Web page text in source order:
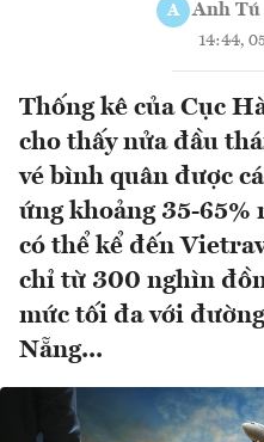
A Anh Tú
14:44,
Thống kê của Cục
cho thấy nửa đầu
vé bình quân được
ứng khoảng 35-65%
có thể kể đến
chỉ từ 300 nghìn
mức tối đa với
Nẵng...